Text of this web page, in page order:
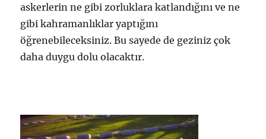
askerlerin ne gibi zorluklara katlandığını ve ne
gibi kahramanlıklar yaptığını
öğrenebileceksiniz. Bu sayede de geziniz çok
daha duygu dolu olacaktır.